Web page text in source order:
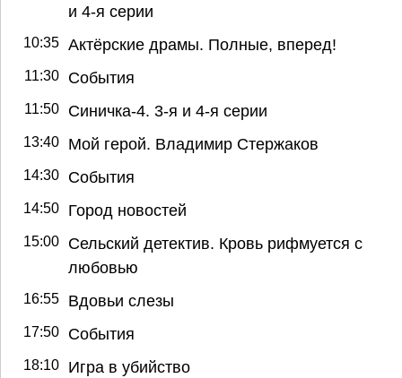
и 4-я серии
10:35 Актёрские драмы. Полные, вперед!
11:30 События
11:50 Синичка-4. 3-я и 4-я серии
13:40 Мой герой. Владимир Стержаков
14:30 События
14:50 Город новостей
15:00
Сельский детектив. Кровь рифмуется с
любовью
16:55 Вдовьи слезы
17:50 События
18:10 Игра в убийство